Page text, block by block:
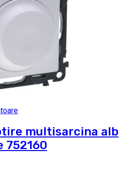
multisarcina alb
752160